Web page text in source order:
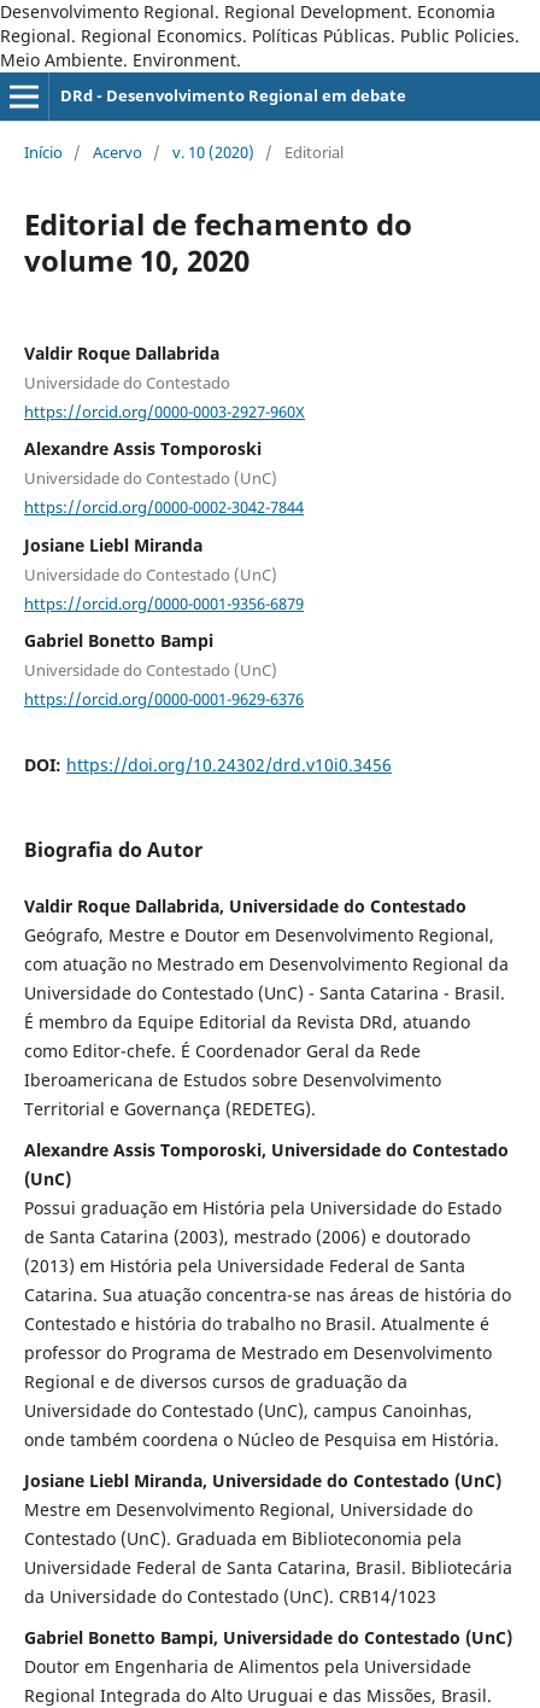
Desenvolvimento Regional. Regional Development. Economia
Regional. Regional Economics. Políticas Públicas. Public Policies.
Meio Ambiente. Environment.
DRd - Desenvolvimento Regional em debate
Início / Acervo / v. 10 (2020) / Editorial
Editorial de fechamento do
volume 10, 2020
Valdir Roque Dallabrida
Universidade do Contestado
https://orcid.org/0000-0003-2927-960X
Alexandre Assis Tomporoski
Universidade do Contestado (UnC)
https://orcid.org/0000-0002-3042-7844
Josiane Liebl Miranda
Universidade do Contestado (UnC)
https://orcid.org/0000-0001-9356-6879
Gabriel Bonetto Bampi
Universidade do Contestado (UnC)
https://orcid.org/0000-0001-9629-6376
DOI: https://doi.org/10.24302/drd.v10i0.3456
Biografia do Autor
Valdir Roque Dallabrida, Universidade do Contestado
Geógrafo, Mestre e Doutor em Desenvolvimento Regional,
com atuação no Mestrado em Desenvolvimento Regional da
Universidade do Contestado (UnC) - Santa Catarina - Brasil.
É membro da Equipe Editorial da Revista DRd, atuando
como Editor-chefe. É Coordenador Geral da Rede
Iberoamericana de Estudos sobre Desenvolvimento
Territorial e Governança (REDETEG).
Alexandre Assis Tomporoski, Universidade do Contestado
(UnC)
Possui graduação em História pela Universidade do Estado
de Santa Catarina (2003), mestrado (2006) e doutorado
(2013) em História pela Universidade Federal de Santa
Catarina. Sua atuação concentra-se nas áreas de história do
Contestado e história do trabalho no Brasil. Atualmente é
professor do Programa de Mestrado em Desenvolvimento
Regional e de diversos cursos de graduação da
Universidade do Contestado (UnC), campus Canoinhas,
onde também coordena o Núcleo de Pesquisa em História.
Josiane Liebl Miranda, Universidade do Contestado (UnC)
Mestre em Desenvolvimento Regional, Universidade do
Contestado (UnC). Graduada em Biblioteconomia pela
Universidade Federal de Santa Catarina, Brasil. Bibliotecária
da Universidade do Contestado (UnC). CRB14/1023
Gabriel Bonetto Bampi, Universidade do Contestado (UnC)
Doutor em Engenharia de Alimentos pela Universidade
Regional Integrada do Alto Uruguai e das Missões, Brasil.